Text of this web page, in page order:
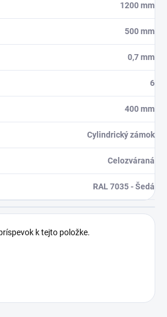
1200 mm
500 mm
0,7 mm
6
400 mm
Cylindrický zámok
Celozváraná
RAL 7035 - Šedá
k tejto položke.